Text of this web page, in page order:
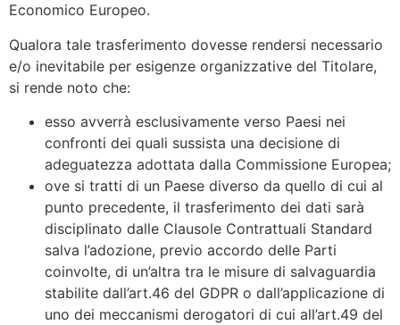
Economico Europeo.
Qualora tale trasferimento dovesse rendersi necessario
e/o inevitabile per esigenze organizzative del Titolare,
si rende noto che:
esso avverrà esclusivamente verso Paesi nei
confronti dei quali sussista una decisione di
adeguatezza adottata dalla Commissione Europea;
ove si tratti di un Paese diverso da quello di cui al
punto precedente, il trasferimento dei dati sarà
disciplinato dalle Clausole Contrattuali Standard
salva l’adozione, previo accordo delle Parti
coinvolte, di un’altra tra le misure di salvaguardia
stabilite dall’art.46 del GDPR o dall’applicazione di
uno dei meccanismi derogatori di cui all’art.49 del